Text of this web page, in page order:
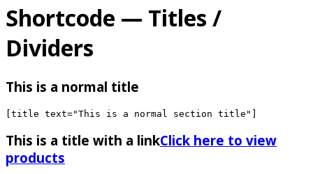
Shortcode — Titles /
Dividers
This is a normal title
This is a title with a linkClick here to view
products